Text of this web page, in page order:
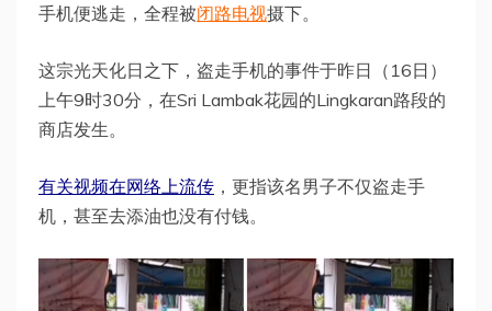
手机便逃走，全程被闭路电视摄下。
这宗光天化日之下，盗走手机的事件于昨日（16日）
上午9时30分，在Sri Lambak花园的Lingkaran路段的
商店发生。
有关视频在网络上流传 ，更指该名男子不仅盗走手
机，甚至去添油也没有付钱。